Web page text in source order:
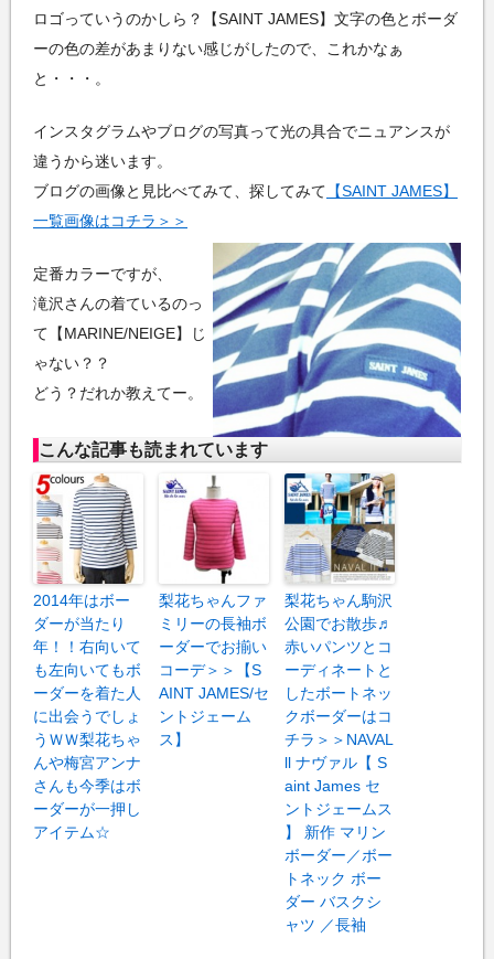
ロゴっていうのかしら？【SAINT JAMES】文字の色とボーダ
ーの色の差があまりない感じがしたので、これかなぁ
と・・・。
インスタグラムやブログの写真って光の具合でニュアンスが
違うから迷います。
ブログの画像と見比べてみて、探してみて 【SAINT JAMES】
一覧画像はコチラ＞＞
定番カラーですが、
滝沢さんの着ているのっ
て【MARINE/NEIGE】じ
ゃない？？
どう？だれか教えてー。
こんな記事も読まれています
2014年はボー
ダーが当たり
年！！右向いて
も左向いてもボ
ーダーを着た人
に出会うでしょ
うＷＷ梨花ちゃ
んや梅宮アンナ
さんも今季はボ
ーダーが一押し
アイテム☆
梨花ちゃんファ
ミリーの長袖ボ
ーダーでお揃い
コーデ＞＞【S
AINT JAMES/セ
ントジェーム
ス】
梨花ちゃん駒沢
公園でお散歩♬
赤いパンツとコ
ーディネートと
したボートネッ
クボーダーはコ
チラ＞＞NAVAL
ll ナヴァル【 S
aint James セ
ントジェームス
】 新作 マリン
ボーダー／ボー
トネック ボー
ダー バスクシ
ャツ ／長袖